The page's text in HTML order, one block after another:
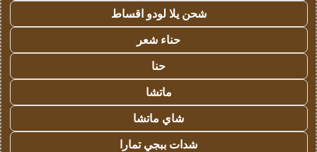
شحن يلا لودو اقساط
حناء شعر
حنا
ماتشا
شاي ماتشا
شدات ببجي تمارا